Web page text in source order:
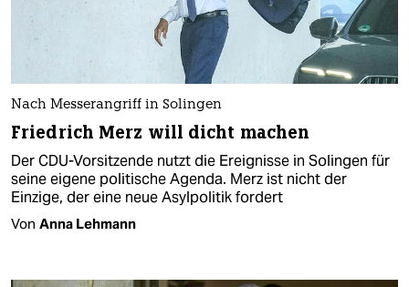
Nach Messerangriff in Solingen
Friedrich Merz will dicht machen
Der CDU-Vorsitzende nutzt die Ereignisse in Solingen für
seine eigene politische Agenda. Merz ist nicht der
Einzige, der eine neue Asylpolitik fordert
Von Anna Lehmann